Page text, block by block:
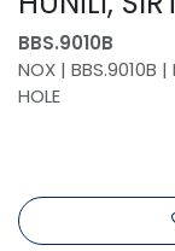
BBS.9010B
NOX | BBS.9010B |
HOLE